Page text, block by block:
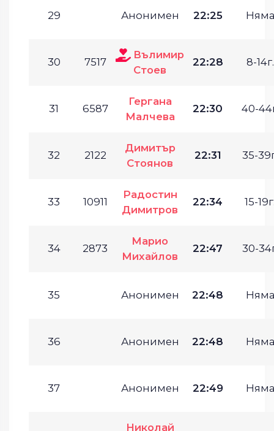
29 Анонимен 22:25 Няма
30 7517
Вълимир
Стоев
22:28 8-14г.
31 6587
Гергана
Малчева
22:30 40-
32 2122
Димитър
Стоянов
22:31 35-
33 10911
Радостин
Димитров
22:34 15-
34 2873
Марио
Михайлов
22:47 30-
35 Анонимен 22:48 Няма
36 Анонимен 22:48 Няма
37 Анонимен 22:49 Няма
Николай